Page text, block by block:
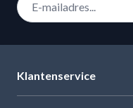
Klantenservice